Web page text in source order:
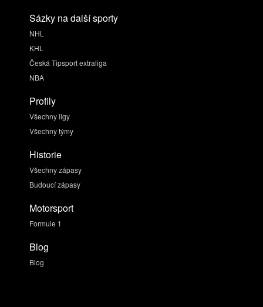
Sázky na další sporty
NHL
KHL
Česká Tipsport extraliga
NBA
Profily
Všechny ligy
Všechny týmy
Historie
Všechny zápasy
Budoucí zápasy
Motorsport
Formule 1
Blog
Blog